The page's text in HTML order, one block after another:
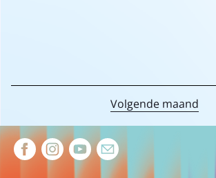
Volgende maand
Extra navigation